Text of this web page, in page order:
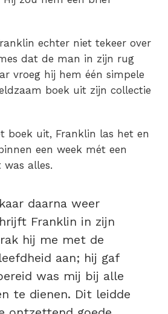
echter niet tekeer over
dat de man in zijn rug
vroeg hij hem één simpele
boek uit zijn collectie
boek uit, Franklin las het en
een week mét een
was alles.
daarna weer
Franklin in zijn
hij me met de
aan; hij gaf
was mij bij alle
te dienen. Dit leidde